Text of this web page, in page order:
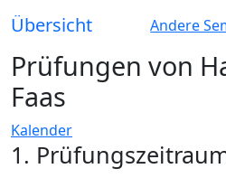
Übersicht Andere
Prüfungen von
Faas
Kalender
1.